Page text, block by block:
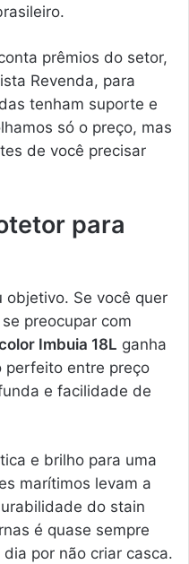
prêmios do setor,
Revenda, para
tenham suporte e
só o preço, mas
de você precisar
para
Se você quer
preocupar com
Imbuia 18L ganha
perfeito entre preço
e facilidade de
e brilho para uma
marítimos levam a
do stain
é quase sempre
por não criar casca.